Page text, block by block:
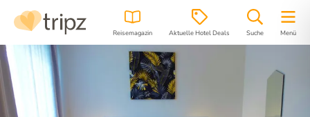
Reisemagazin Aktuelle Hotel Deals Suche Menü